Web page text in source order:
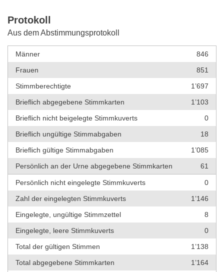
Protokoll
Aus dem Abstimmungsprotokoll
Männer
846
Frauen
851
Stimmberechtigte
1’697
Brieflich abgegebene Stimmkarten
1’103
Brieflich nicht beigelegte Stimmkuverts
0
Brieflich ungültige Stimmabgaben
18
Brieflich gültige Stimmabgaben
1’085
Persönlich an der Urne abgegebene Stimmkarten
61
Persönlich nicht eingelegte Stimmkuverts
0
Zahl der eingelegten Stimmkuverts
1’146
Eingelegte, ungültige Stimmzettel
8
Eingelegte, leere Stimmkuverts
0
Total der gültigen Stimmen
1’138
Total abgegebene Stimmkarten
1’164